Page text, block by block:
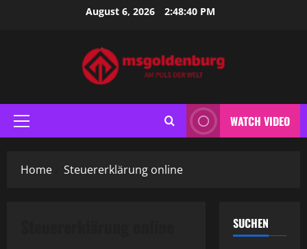
August 6, 2026 2:48:40 PM
Primary
Menu
WATCH VIDEO
Home Steuererklärung online
SUCHEN